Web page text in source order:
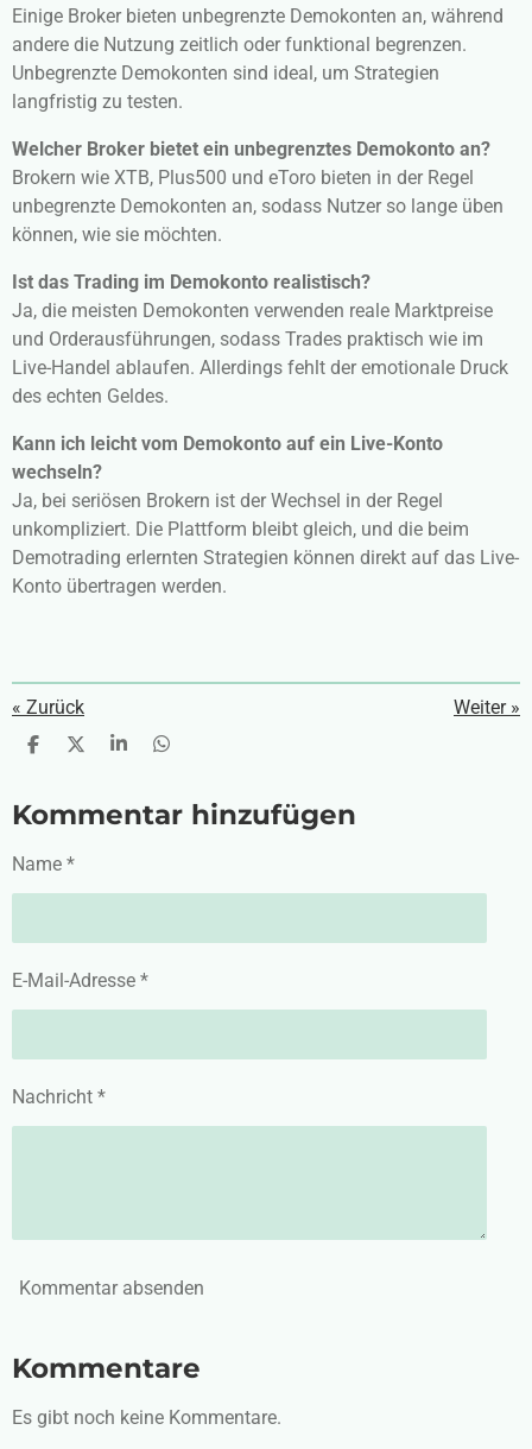
Einige Broker bieten unbegrenzte Demokonten an, während
andere die Nutzung zeitlich oder funktional begrenzen.
Unbegrenzte Demokonten sind ideal, um Strategien
langfristig zu testen.
Welcher Broker bietet ein unbegrenztes Demokonto an?
Brokern wie XTB, Plus500 und eToro bieten in der Regel
unbegrenzte Demokonten an, sodass Nutzer so lange üben
können, wie sie möchten.
Ist das Trading im Demokonto realistisch?
Ja, die meisten Demokonten verwenden reale Marktpreise
und Orderausführungen, sodass Trades praktisch wie im
Live-Handel ablaufen. Allerdings fehlt der emotionale Druck
des echten Geldes.
Kann ich leicht vom Demokonto auf ein Live-Konto
wechseln?
Ja, bei seriösen Brokern ist der Wechsel in der Regel
unkompliziert. Die Plattform bleibt gleich, und die beim
Demotrading erlernten Strategien können direkt auf das Live-
Konto übertragen werden.
« Zurück Weiter»
T
l
e
T
l
e
T
l
e
T
l
e
Kommentar hinzufügen
Name *
E-Mail-Adresse *
Nachricht *
Kommentar absenden
Kommentare
Es gibt noch keine Kommentare.